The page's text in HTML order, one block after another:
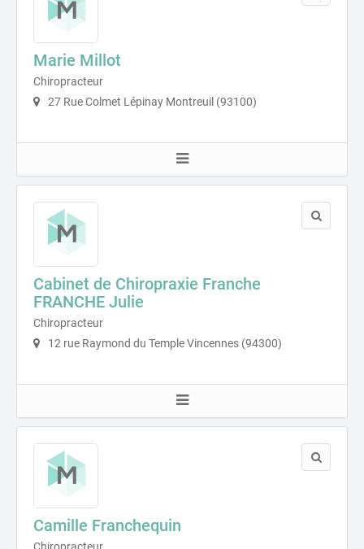
Marie Millot
Chiropracteur
27 Rue Colmet Lépinay Montreuil (93100)
Cabinet de Chiropraxie Franche
FRANCHE Julie
Chiropracteur
12 rue Raymond du Temple Vincennes (94300)
Camille Franchequin